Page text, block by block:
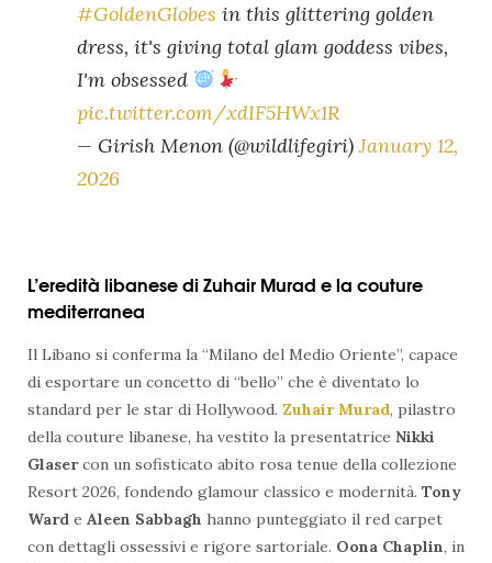
#GoldenGlobes in this glittering golden
dress, it's giving total glam goddess vibes,
I'm obsessed
pic.twitter.com/xdIF5HWx1R
— Girish Menon (@wildlifegiri)January 12,
2026
L’eredità libanese di Zuhair Murad e la couture
mediterranea
Il Libano si conferma la “Milano del Medio Oriente”, capace
di esportare un concetto di “bello” che è diventato lo
standard per le star di Hollywood. Zuhair Murad, pilastro
della couture libanese, ha vestito la presentatrice Nikki
Glasercon un sofisticato abito rosa tenue della collezione
Resort 2026, fondendo glamour classico e modernità. Tony
Ward e Aleen Sabbagh hanno punteggiato il red carpet
con dettagli ossessivi e rigore sartoriale. Oona Chaplin, in